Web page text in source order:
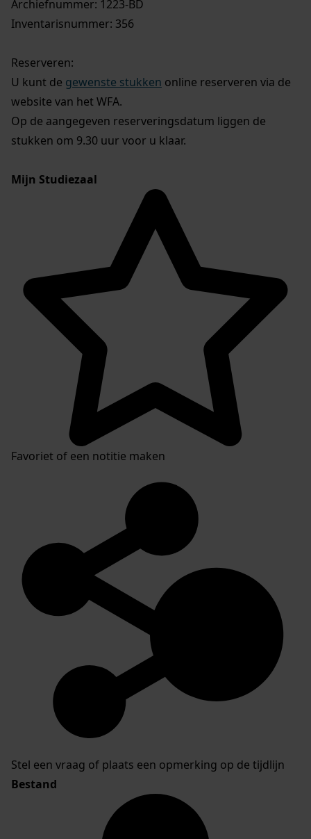
Archiefnummer: 1223-BD
Inventarisnummer: 356
Reserveren:
U kunt de gewenste stukken online reserveren via de
website van het WFA.
Op de aangegeven reserveringsdatum liggen de
stukken om 9.30 uur voor u klaar.
Mijn Studiezaal
Favoriet of een notitie maken
Stel een vraag of plaats een opmerking op de tijdlijn
Bestand